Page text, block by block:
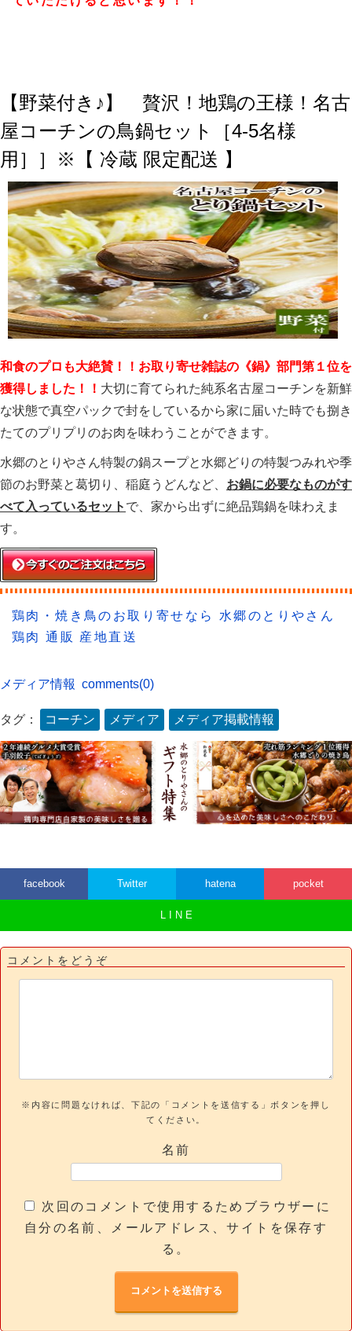
【野菜付き♪】 贅沢！地鶏の王様！名古
屋コーチンの鳥鍋セット［4-5名様
用］］※【 冷蔵 限定配送 】
和食のプロも大絶賛！！お取り寄せ雑誌の《鍋》部門第１位を
獲得しました！！ 大切に育てられた純系名古屋コーチンを新鮮
な状態で真空パックで封をしているから家に届いた時でも捌き
たてのプリプリのお肉を味わうことができます。
水郷のとりやさん特製の鍋スープと水郷どりの特製つみれや季
節のお野菜と葛切り、稲庭うどんなど、 お鍋に必要なものがす
べて入っているセット で、家から出ずに絶品鶏鍋を味わえま
す。
鶏肉・焼き鳥のお取り寄せなら 水郷のとりやさん
鶏肉 通販 産地直送
メディア情報 comments(0)
タグ： コーチン メディア メディア掲載情報
facebook Twitter hatena pocket
L I N E
コメントをどうぞ
※内容に問題なければ、下記の「コメントを送信する」ボタンを押し
てください。
名前
次回のコメントで使用するためブラウザーに
自分の名前、メールアドレス、サイトを保存す
る。